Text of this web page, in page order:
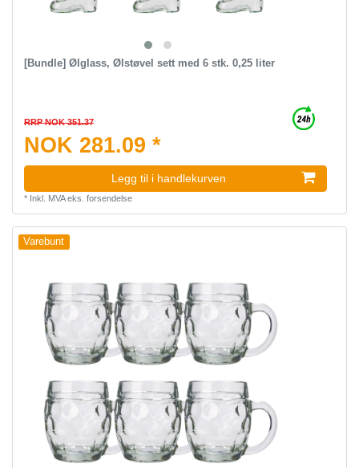
[Bundle] Ølglass, Ølstøvel sett med 6 stk. 0,25 liter
RRP NOK 351.37
NOK 281.09 *
Legg til i handlekurven
* Inkl. MVAeks. forsendelse
Varebunt